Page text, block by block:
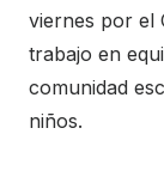
viernes por el
trabajo en
comunidad
niños.